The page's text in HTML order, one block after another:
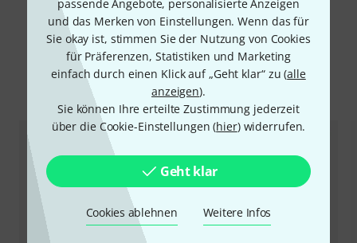
passende Angebote, personalisierte Anzeigen
und das Merken von Einstellungen. Wenn das für
Sie okay ist, stimmen Sie der Nutzung von Cookies
für Präferenzen, Statistiken und Marketing
einfach durch einen Klick auf „Geht klar“ zu (alle
anzeigen).
Sie können Ihre erteilte Zustimmung jederzeit
über die Cookie-Einstellungen (hier) widerrufen.
Geht klar
Cookies ablehnen Weitere Infos
Alle Bewertungen lesen
Alternativen vergleichen